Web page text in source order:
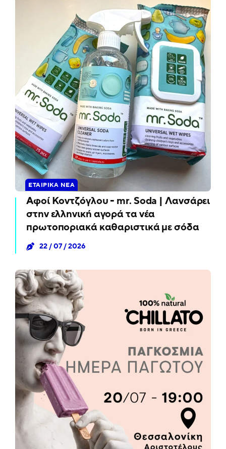
ΕΤΑΙΡΙΚΆ ΝΈΑ
Αφοί Κοντζόγλου - mr. Soda | Λανσάρει
στην ελληνική αγορά τα νέα
πρωτοποριακά καθαριστικά με σόδα
22 / 07 / 2026